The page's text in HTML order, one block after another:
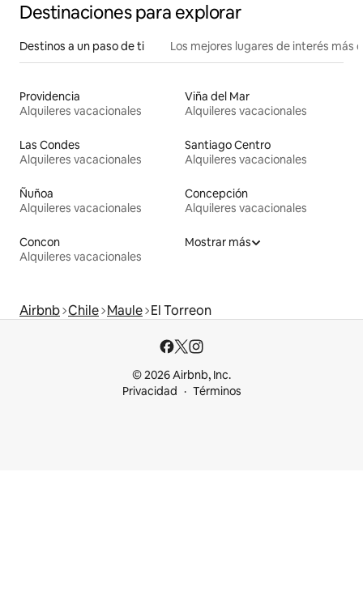
Destinaciones para explorar
Destinos a un paso de ti Los mejores lugares de interés más
Providencia
Alquileres vacacionales
Viña del Mar
Alquileres vacacionales
Las Condes
Alquileres vacacionales
Santiago Centro
Alquileres vacacionales
Ñuñoa
Alquileres vacacionales
Concepción
Alquileres vacacionales
Concon
Alquileres vacacionales
Mostrar más
Airbnb Chile Maule El Torreon
© 2026 Airbnb, Inc.
Privacidad
Términos